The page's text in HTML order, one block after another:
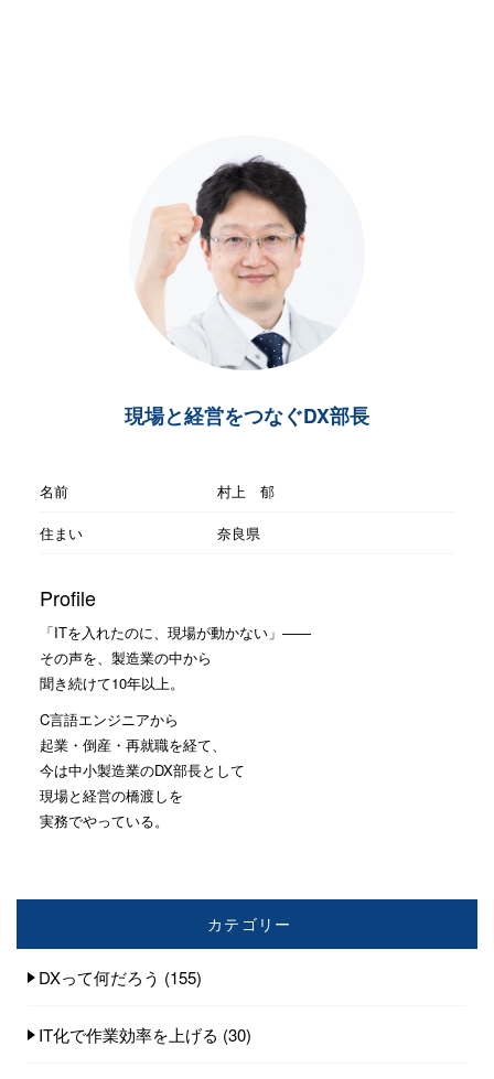
現場と経営をつなぐDX部長
名前
村上 郁
住まい
奈良県
Profile
「ITを入れたのに、現場が動かない」——
その声を、製造業の中から
聞き続けて10年以上。
C言語エンジニアから
起業・倒産・再就職を経て、
今は中小製造業のDX部長として
現場と経営の橋渡しを
実務でやっている。
カテゴリー
DXって何だろう (155)
IT化で作業効率を上げる (30)